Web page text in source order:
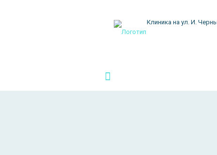
Клиника на ул. И.